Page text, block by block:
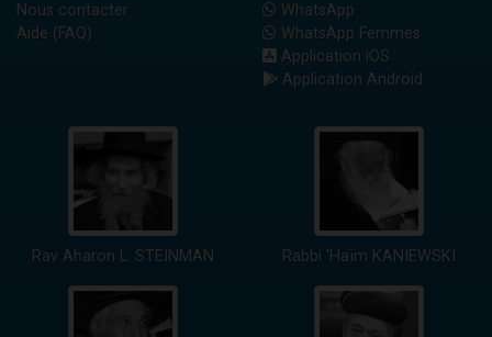
Nous contacter
Aide (FAQ)
WhatsApp
WhatsApp Femmes
Application iOS
Application Android
Rav Aharon L. STEINMAN Rabbi 'Haïm KANIEWSKI